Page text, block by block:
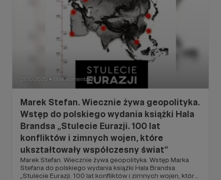
21.10.2025 ● Brak komentarzy
Marek Stefan. Wiecznie żywa geopolityka.
Wstęp do polskiego wydania książki Hala
Brandsa „Stulecie Eurazji. 100 lat
konfliktów i zimnych wojen, które
ukształtowały współczesny świat”
Marek Stefan. Wiecznie żywa geopolityka. Wstęp Marka
Stefana do polskiego wydania książki Hala Brandsa
„Stulecie Eurazji. 100 lat konfliktów i zimnych wojen, które